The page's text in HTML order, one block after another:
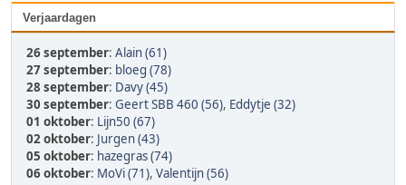
Verjaardagen
26 september: Alain (61)
27 september: bloeg (78)
28 september: Davy (45)
30 september: Geert SBB 460 (56), Eddytje (32)
01 oktober: Lijn50 (67)
02 oktober: Jurgen (43)
05 oktober: hazegras (74)
06 oktober: MoVi (71), Valentijn (56)